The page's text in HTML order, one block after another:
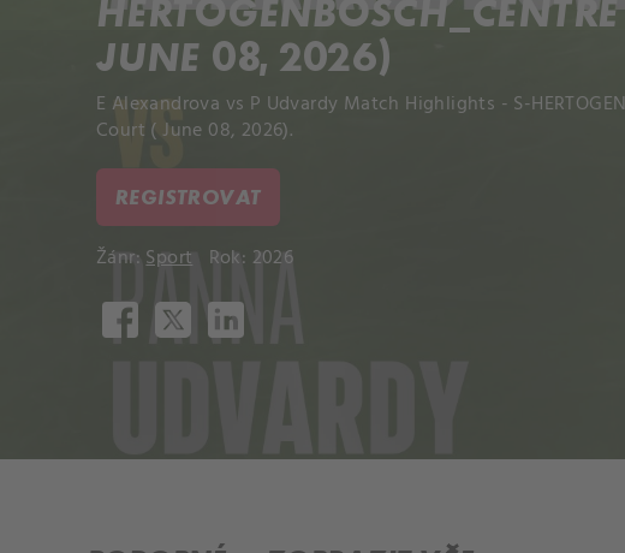
JUNE 08, 2026)
E Alexandrova vs P Udvardy Match Highlights - S-
Court ( June 08, 2026).
REGISTROVAT
Žánr:Sport Rok: 2026